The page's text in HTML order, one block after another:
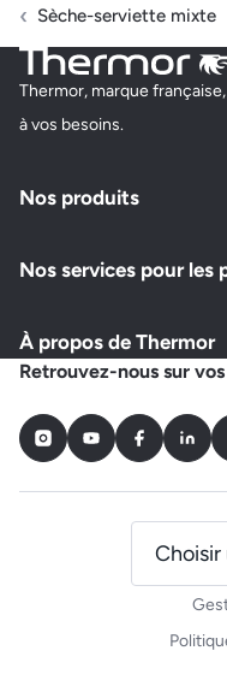
Sèche-serviette mixte
Thermor, marque
à vos besoins.
Nos produits
Nos services pour les
À propos de Thermor
Retrouvez-nous sur
InstagramYoutubeFacebook
Choisir